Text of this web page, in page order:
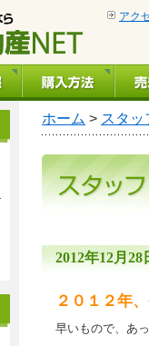
アク
ホーム > スタッ
2012年12月28
２０１２年
早いもので、あ